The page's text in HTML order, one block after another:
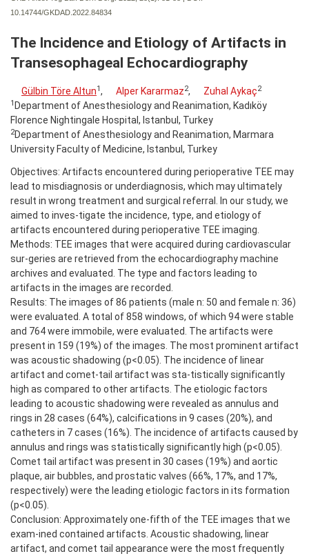
10.14744/GKDAD.2022.84834
The Incidence and Etiology of Artifacts in
Transesophageal Echocardiography
Gülbin Töre Altun1, Alper Kararmaz2, Zuhal Aykaç2
1 Department of Anesthesiology and Reanimation, Kadıköy
Florence Nightingale Hospital, Istanbul, Turkey
2Department of Anesthesiology and Reanimation, Marmara
University Faculty of Medicine, Istanbul, Turkey
Objectives: Artifacts encountered during perioperative TEE may
lead to misdiagnosis or underdiagnosis, which may ultimately
result in wrong treatment and surgical referral. In our study, we
aimed to inves-tigate the incidence, type, and etiology of
artifacts encountered during perioperative TEE imaging.
Methods: TEE images that were acquired during cardiovascular
sur-geries are retrieved from the echocardiography machine
archives and evaluated. The type and factors leading to
artifacts in the images are recorded.
Results: The images of 86 patients (male n: 50 and female n: 36)
were evaluated. A total of 858 windows, of which 94 were stable
and 764 were immobile, were evaluated. The artifacts were
present in 159 (19%) of the images. The most prominent artifact
was acoustic shadowing (p<0.05). The incidence of linear
artifact and comet-tail artifact was sta-tistically significantly
high as compared to other artifacts. The etiologic factors
leading to acoustic shadowing were revealed as annulus and
rings in 28 cases (64%), calcifications in 9 cases (20%), and
catheters in 7 cases (16%). The incidence of artifacts caused by
annulus and rings was statistically significantly high (p<0.05).
Comet tail artifact was present in 30 cases (19%) and aortic
plaque, air bubbles, and prostatic valves (66%, 17%, and 17%,
respectively) were the leading etiologic factors in its formation
(p<0.05).
Conclusion: Approximately one-fifth of the TEE images that we
exam-ined contained artifacts. Acoustic shadowing, linear
artifact, and comet tail appearance were the most frequently